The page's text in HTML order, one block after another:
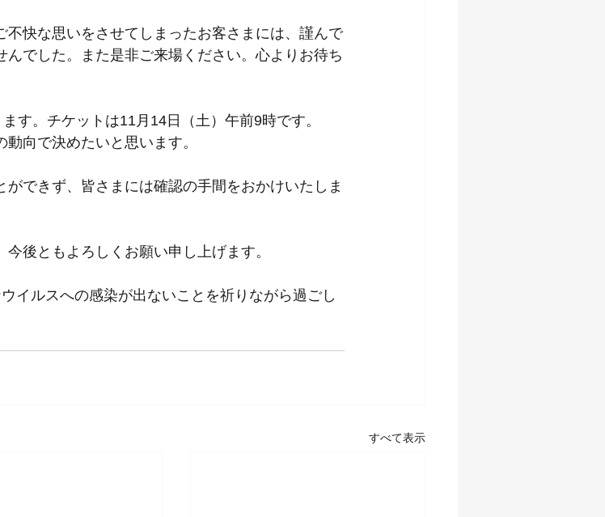
快な思いをさせてしまったお客さまには、謹んで
でした。また是非ご来場ください。心よりお待ち
す。チケットは11月14日（土）午前9時です。
向で決めたいと思います。
できず、皆さまには確認の手間をおかけいたしま
後ともよろしくお願い申し上げます。
イルスへの感染が出ないことを祈りながら過ごし
すべて表示